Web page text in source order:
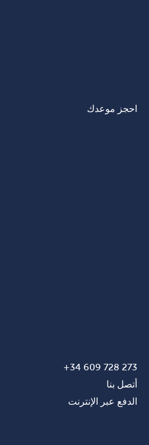
احجز موعدك
273 728 609 34+
أتصل بنا
الدفع عبر الإنترنت